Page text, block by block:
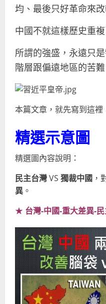
均、最後只好革命來改
中國不就這樣歷史重
所謂的強盛，永遠只
階層跟偏遠地區的苦難
本篇文章，就先寫到這裡
精選示意圖
精選圖內容說明：
民主台灣VS 獨裁中國 ，
異 。
★ 台灣-中國-重大差異-